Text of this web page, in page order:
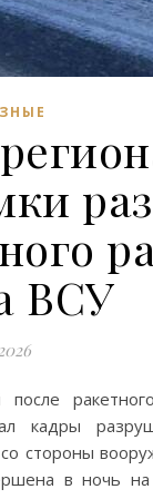
ВСУ
кадры
стороны
в ночь